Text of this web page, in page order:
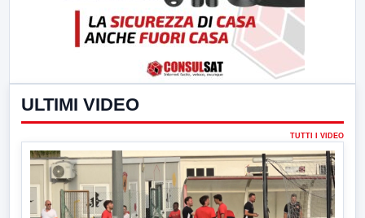
ULTIMI VIDEO
TUTTI I VIDEO